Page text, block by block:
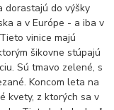
dorastajú do výšky
a v Európe - a iba v
vinice majú
šikovne stúpajú
Sú tmavo zelené, s
Koncom leta na
kvety, z ktorých sa v